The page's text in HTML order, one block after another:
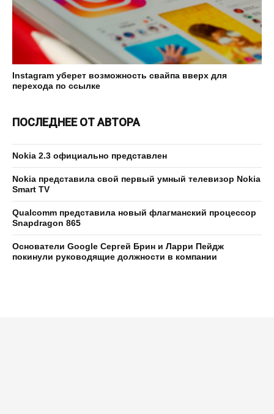
Instagram уберет возможность свайпа вверх для
перехода по ссылке
ПОСЛЕДНЕЕ ОТ АВТОРА
Nokia 2.3 официально представлен
Nokia представила свой первый умный телевизор Nokia
Smart TV
Qualcomm представила новый флагманский процессор
Snapdragon 865
Основатели Google Сергей Брин и Ларри Пейдж
покинули руководящие должности в компании